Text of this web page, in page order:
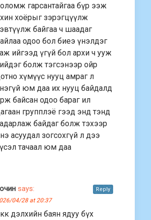
гарсантайгаа бүр ээж
хоёрыг зэрэгцүүлж
байгаа ч шаадаг
одоо бол биеэ үнэлдэг
ийгээд үгүй бол архи ч ууж
болж тэгсэнээр ойр
хүмүүс нууц амраг л
юм даа их нууц байдалд
байсан одоо бараг ил
групплэё гээд энд тэнд
байдаг болж тэхээр
асуудал зогсохгүй л дээ
тачаал юм даа
says:
04/28 at 20:37
дэлхийн баян ядуу бүх
Reply